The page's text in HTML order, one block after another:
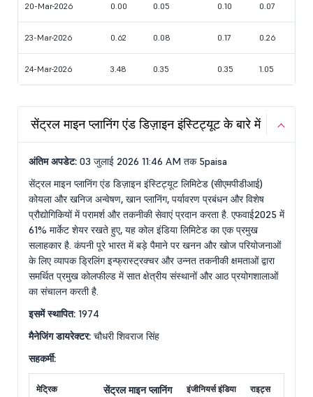
20-Mar-2026 0.00 0.05 0.10 0.07
23-Mar-2026 0.62 0.08 0.17 0.26
24-Mar-2026 3.48 0.35 0.35 1.05
सेंट्रल माइन प्लानिंग एंड डिज़ाइन इंस्टिट्यूट के बारे में
अंतिम अपडेट: 03 जुलाई 2026 11:46 AM तक 5paisa
सेंट्रल माइन प्लानिंग एंड डिज़ाइन इंस्टिट्यूट लिमिटेड (सीएमपीडीआई)
कोयला और खनिज अन्वेषण, खान प्लानिंग, पर्यावरण प्रबंधन और विशेष
प्रौद्योगिकियों में परामर्श और तकनीकी सेवाएं प्रदान करता है. एफवाई2025 में
61% मार्केट शेयर रखते हुए, यह कोल इंडिया लिमिटेड का एक प्रमुख
सलाहकार है. कंपनी पूरे भारत में बड़े पैमाने पर खनन और खोज परियोजनाओं
के लिए व्यापक ड्रिलिंग इन्फ्रास्ट्रक्चर और उन्नत तकनीकी क्षमताओं द्वारा
समर्थित प्रमुख कोलफील्ड में सात क्षेत्रीय संस्थानों और आठ प्रयोगशालाओं
का संचालन करती है.
इसमें स्थापित: 1974
मैनेजिंग डायरेक्टर: चौधरी शिवराज सिंह
सहकर्मी:
मेट्रिक
सेंट्रल माइन प्लानिंग
इंजीनियर्स इंडिया
राइट्स